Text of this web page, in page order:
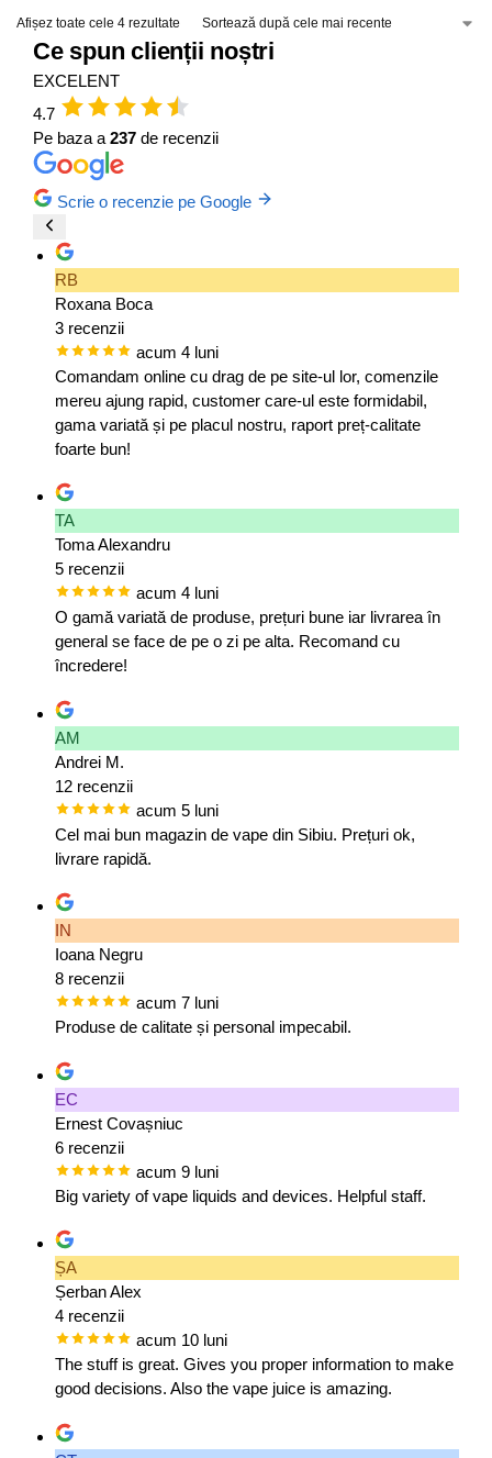
Afișez toate cele 4 rezultate
Ce spun clienții noștri
EXCELENT
4.7
Pe baza a 237 de recenzii
Scrie o recenzie pe Google
RB
Roxana Boca
3 recenzii
acum 4 luni
Comandam online cu drag de pe site-ul lor, comenzile
mereu ajung rapid, customer care-ul este formidabil,
gama variată și pe placul nostru, raport preț-calitate
foarte bun!
TA
Toma Alexandru
5 recenzii
acum 4 luni
O gamă variată de produse, prețuri bune iar livrarea în
general se face de pe o zi pe alta. Recomand cu
încredere!
AM
Andrei M.
12 recenzii
acum 5 luni
Cel mai bun magazin de vape din Sibiu. Prețuri ok,
livrare rapidă.
IN
Ioana Negru
8 recenzii
acum 7 luni
Produse de calitate și personal impecabil.
EC
Ernest Covașniuc
6 recenzii
acum 9 luni
Big variety of vape liquids and devices. Helpful staff.
ȘA
Șerban Alex
4 recenzii
acum 10 luni
The stuff is great. Gives you proper information to make
good decisions. Also the vape juice is amazing.